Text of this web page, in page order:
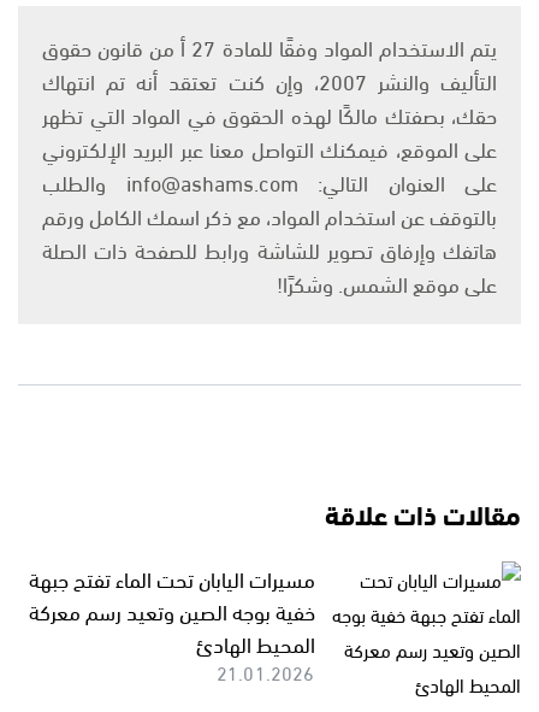
يتم الاستخدام المواد وفقًا للمادة 27 أ من قانون حقوق
التأليف والنشر 2007، وإن كنت تعتقد أنه تم انتهاك
حقك، بصفتك مالكًا لهذه الحقوق في المواد التي تظهر
على الموقع، فيمكنك التواصل معنا عبر البريد الإلكتروني
على العنوان التالي: info@ashams.com والطلب
بالتوقف عن استخدام المواد، مع ذكر اسمك الكامل ورقم
هاتفك وإرفاق تصوير للشاشة ورابط للصفحة ذات الصلة
على موقع الشمس. وشكرًا!
مقالات ذات علاقة
مسيرات اليابان تحت الماء تفتح جبهة
خفية بوجه الصين وتعيد رسم معركة
المحيط الهادئ
21.01.2026